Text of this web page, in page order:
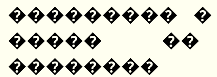
���������
����� ��
��������